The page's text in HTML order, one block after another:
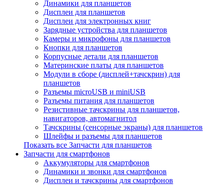
Динамики для планшетов
Дисплеи для планшетов
Дисплеи для электронных книг
Зарядные устройства для планшетов
Камеры и микрофоны для планшетов
Кнопки для планшетов
Корпусные детали для планшетов
Материнские платы для планшетов
Модули в сборе (дисплей+тачскрин) для
планшетов
Разъемы microUSB и miniUSB
Разъемы питания для планшетов
Резистивные тачскрины для планшетов,
навигаторов, автомагнитол
Тачскрины (сенсорные экраны) для планшетов
Шлейфы и разъемы для планшетов
Показать все Запчасти для планшетов
Запчасти для смартфонов
Аккумуляторы для смартфонов
Динамики и звонки для смартфонов
Дисплеи и тачскрины для смартфонов